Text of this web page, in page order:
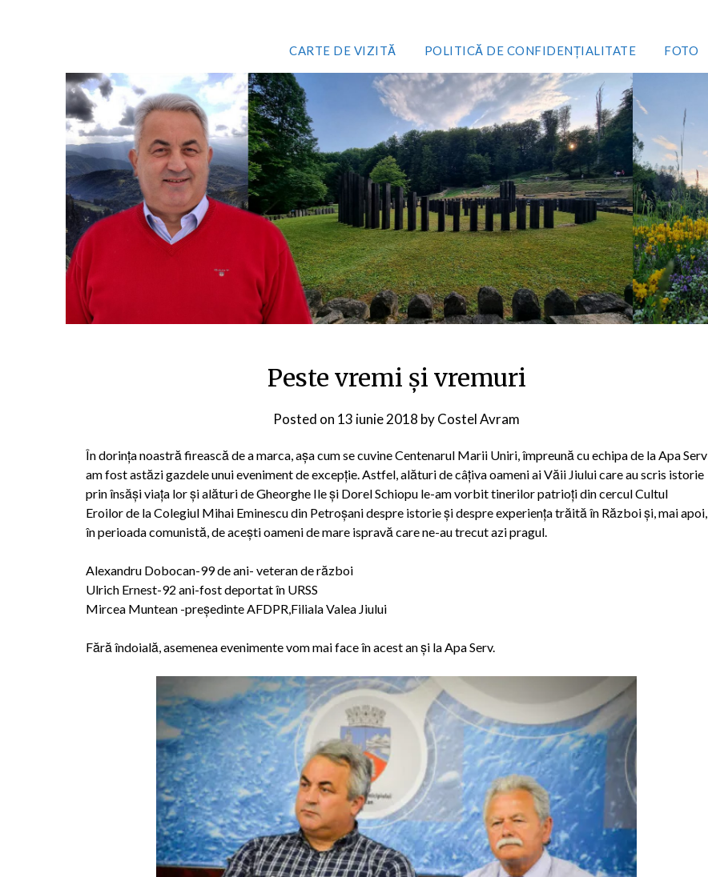
CARTE DE VIZITĂ POLITICĂ DE CONFIDENȚIALITATE FOTO
Peste vremi și vremuri
Posted on 13 iunie 2018 byCostel Avram
În dorința noastră firească de a marca, așa cum se cuvine Centenarul Marii Uniri, împreună cu echipa de la Apa Serv
am fost astăzi gazdele unui eveniment de excepție. Astfel, alături de câțiva oameni ai Văii Jiului care au scris istorie
prin însăși viața lor și alături de Gheorghe Ile și Dorel Schiopu le-am vorbit tinerilor patrioți din cercul Cultul
Eroilor de la Colegiul Mihai Eminescu din Petroșani despre istorie și despre experiența trăită în Război și, mai apoi,
în perioada comunistă, de acești oameni de mare ispravă care ne-au trecut azi pragul.
Alexandru Dobocan-99 de ani- veteran de război
Ulrich Ernest-92 ani-fost deportat în URSS
Mircea Muntean -președinte AFDPR,Filiala Valea Jiului
Fără îndoială, asemenea evenimente vom mai face în acest an și la Apa Serv.